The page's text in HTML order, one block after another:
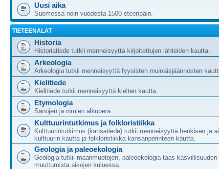
Uusi aika
Suomessa noin vuodesta 1500 eteenpäin.
TIETEENALAT
Historia
Historiatiede tutkii menneisyyttä kirjoitettujen lähteiden kautta.
Arkeologia
Arkeologia tutkii menneisyyttä fyysisten muinaisjäännösten
Kielitiede
Kielitiede tutkii menneisyyttä kielten kautta.
Etymologia
Sanojen ja nimien alkuperä
Kulttuurintutkimus ja folkloristiikka
Kulttuurintutkimus (kansatiede) tutkii menneisyyttä henkisen ja
kulttuurin kautta ja folkloristiikka kansanperinteen kautta.
Geologia ja paleoekologia
Geologia tutkii maanmuotojen, paleoekologia taas
muuttumista aikojen kuluessa.